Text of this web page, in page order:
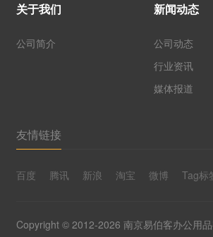
关于我们
公司简介
新闻动态
公司动态
行业资讯
媒体报道
友情链接
百度 腾讯 新浪 淘宝 微博 Tag标
Copyright © 2012-2026 南京易伯客办公用